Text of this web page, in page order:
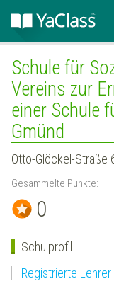
Schule für
Vereins zur
einer Schule
Gmünd
Otto-Glöckel-Straße
Gesammelte Punkte:
0
Schulprofil
Registrierte Lehrer